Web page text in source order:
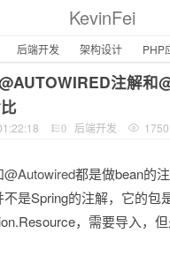
KevinFei
后端开发 架构设计 PHP
注解和
0 后端开发 1750
@Autowired都是做bean的
不是Spring的注解，它的包
，需要导入，